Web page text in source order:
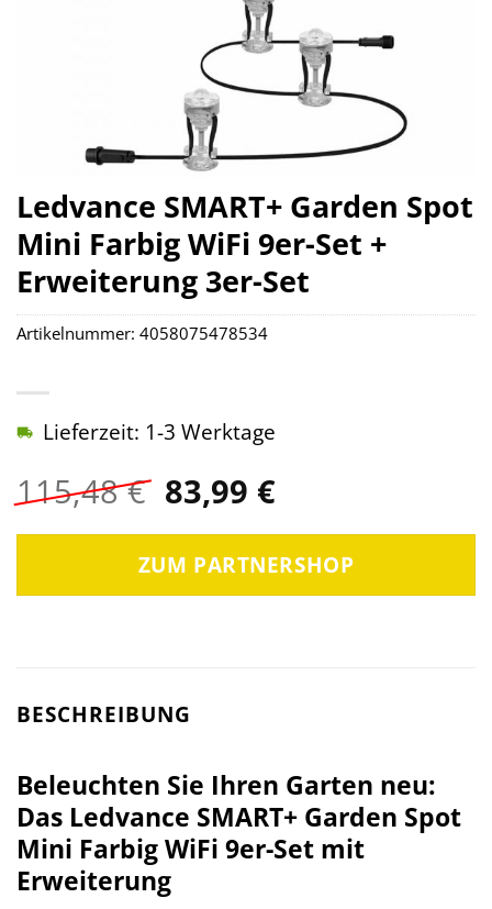
Ledvance SMART+ Garden Spot
Mini Farbig WiFi 9er-Set +
Erweiterung 3er-Set
115,48€ Ursprünglicher
Preis
war:
115,48 €
83,99 €Aktueller
ist:
83,99 €.
Lieferzeit: 1-3 Werktage
ZUM PARTNERSHOP
Artikelnummer: 4058075478534
BESCHREIBUNG
Beleuchten Sie Ihren Garten neu:
Das Ledvance SMART+ Garden Spot
Mini Farbig WiFi 9er-Set mit
Erweiterung